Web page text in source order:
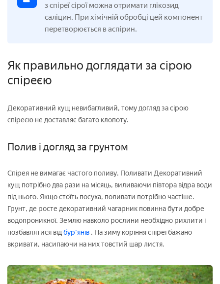
з спіреї сірої можна отримати глікозид
саліцин. При хімічній обробці цей компонент
перетворюється в аспірин.
Як правильно доглядати за сірою
спіреєю
Декоративний кущ невибагливий, тому догляд за сірою
спіреєю не доставляє багато клопоту.
Полив і догляд за грунтом
Спірея не вимагає частого поливу. Поливати Декоративний
кущ потрібно два рази на місяць, виливаючи півтора відра води
під нього. Якщо стоїть посуха, поливати потрібно частіше.
Грунт, де росте декоративний чагарник повинна бути добре
водопроникної. Землю навколо рослини необхідно рихлити і
позбавлятися відбур'янів . На зиму коріння спіреї бажано
вкривати, насипаючи на них товстий шар листя.